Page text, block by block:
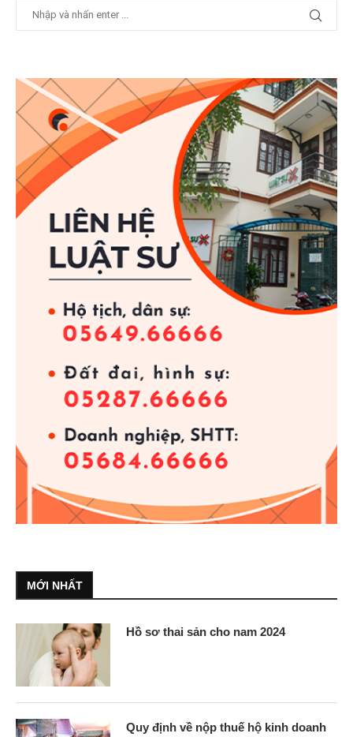
MỚI NHẤT
Hồ sơ thai sản cho nam 2024
Quy định về nộp thuế hộ kinh doanh